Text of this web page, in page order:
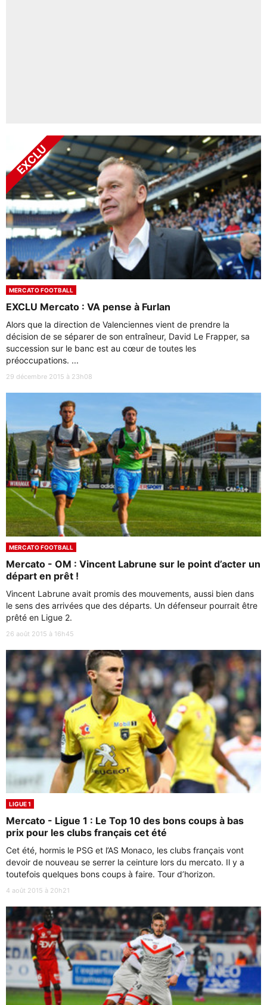
MERCATO FOOTBALL
EXCLU Mercato : VA pense à Furlan
Alors que la direction de Valenciennes vient de prendre la
décision de se séparer de son entraîneur, David Le Frapper, sa
succession sur le banc est au cœur de toutes les
préoccupations. ...
29 décembre 2015 à 23h08
MERCATO FOOTBALL
Mercato - OM : Vincent Labrune sur le point d’acter un
départ en prêt !
Vincent Labrune avait promis des mouvements, aussi bien dans
le sens des arrivées que des départs. Un défenseur pourrait être
prêté en Ligue 2.
26 août 2015 à 16h45
LIGUE 1
Mercato - Ligue 1 : Le Top 10 des bons coups à bas
prix pour les clubs français cet été
Cet été, hormis le PSG et l’AS Monaco, les clubs français vont
devoir de nouveau se serrer la ceinture lors du mercato. Il y a
toutefois quelques bons coups à faire. Tour d’horizon.
4 août 2015 à 20h21